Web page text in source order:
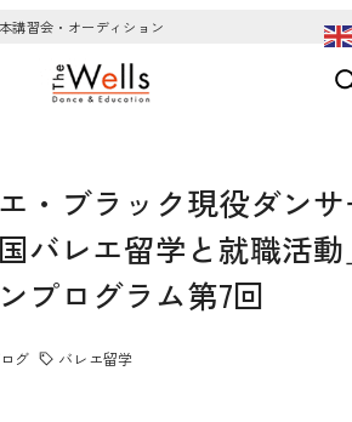
講習会・オーディション
・ブラック現役ダン
バレエ留学と就職活
プログラム第7回
グ バレエ留学